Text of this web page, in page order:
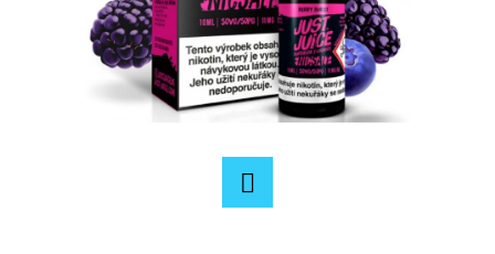
HLEDAT